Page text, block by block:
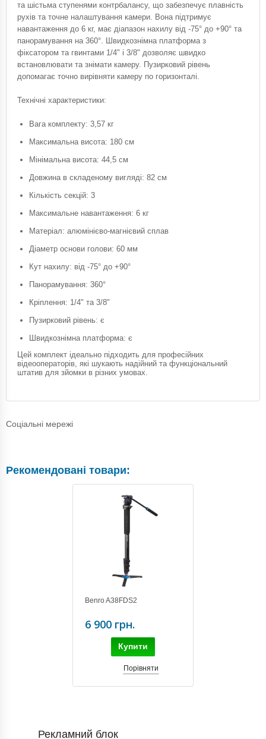
та шістьма ступенями контрбалансу, що забезпечує плавність
рухів та точне налаштування камери. Вона підтримує
навантаження до 6 кг, має діапазон нахилу від -75° до +90° та
панорамування на 360°. Швидкознімна платформа з
фіксатором та гвинтами 1/4" і 3/8" дозволяє швидко
встановлювати та знімати камеру. Пузирковий рівень
допомагає точно вирівняти камеру по горизонталі.
Технічні характеристики:
Вага комплекту: 3,57 кг
Максимальна висота: 180 см
Мінімальна висота: 44,5 см
Довжина в складеному вигляді: 82 см
Кількість секцій: 3
Максимальне навантаження: 6 кг
Матеріал: алюмінієво-магнієвий сплав
Діаметр основи голови: 60 мм
Кут нахилу: від -75° до +90°
Панорамування: 360°
Кріплення: 1/4" та 3/8"
Пузирковий рівень: є
Швидкознімна платформа: є
Цей комплект ідеально підходить для професійних
відеооператорів, які шукають надійний та функціональний
штатив для зйомки в різних умовах.
Соціальні мережі
Рекомендовані товари:
Benro A38FDS2
6 900 грн.
Купити
Порівняти
Рекламний блок